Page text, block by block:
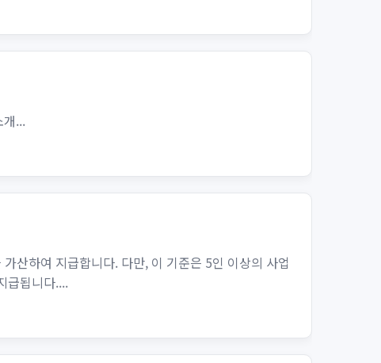
개...
산하여 지급합니다. 다만, 이 기준은 5인 이상의 사업
급됩니다....